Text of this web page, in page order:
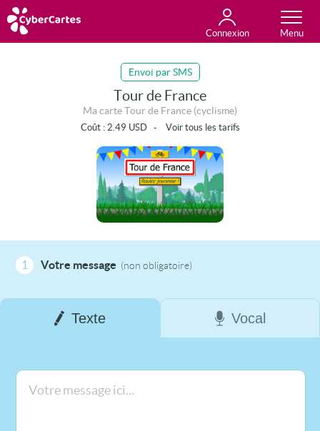
Connexion
Toutes les cartes
Envoi par SMS
Tour de France
Ma carte Tour de France (cyclisme)
Coût : 2.49 USD- Voir tous les tarifs
1 Votre message (non obligatoire)
Texte Vocal